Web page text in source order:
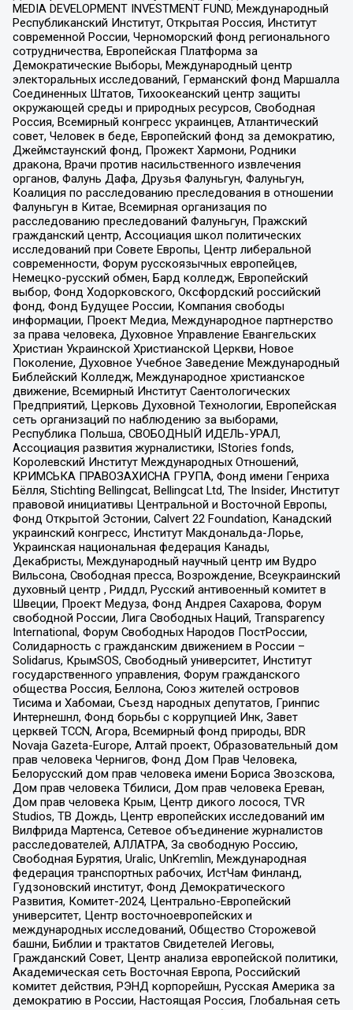
MEDIA DEVELOPMENT INVESTMENT FUND, Международный
Республиканский Институт, Открытая Россия, Институт
современной России, Черноморский фонд регионального
сотрудничества, Европейская Платформа за
Демократические Выборы, Международный центр
электоральных исследований, Германский фонд Маршалла
Соединенных Штатов, Тихоокеанский центр защиты
окружающей среды и природных ресурсов, Свободная
Россия, Всемирный конгресс украинцев, Атлантический
совет, Человек в беде, Европейский фонд за демократию,
Джеймстаунский фонд, Прожект Хармони, Родники
дракона, Врачи против насильственного извлечения
органов, Фалунь Дафа, Друзья Фалуньгун, Фалуньгун,
Коалиция по расследованию преследования в отношении
Фалуньгун в Китае, Всемирная организация по
расследованию преследований Фалуньгун, Пражский
гражданский центр, Ассоциация школ политических
исследований при Совете Европы, Центр либеральной
современности, Форум русскоязычных европейцев,
Немецко-русский обмен, Бард колледж, Европейский
выбор, Фонд Ходорковского, Оксфордский российский
фонд, Фонд Будущее России, Компания свободы
информации, Проект Медиа, Международное партнерство
за права человека, Духовное Управление Евангельских
Христиан Украинской Христианской Церкви, Новое
Поколение, Духовное Учебное Заведение Международный
Библейский Колледж, Международное христианское
движение, Всемирный Институт Саентологических
Предприятий, Церковь Духовной Технологии, Европейская
сеть организаций по наблюдению за выборами,
Республика Польша, СВОБОДНЫЙ ИДЕЛЬ-УРАЛ,
Ассоциация развития журналистики, IStories fonds,
Королевский Институт Международных Отношений,
КРИМСЬКА ПРАВОЗАХИСНА ГРУПА, Фонд имени Генриха
Бёлля, Stichting Bellingcat, Bellingcat Ltd, The Insider, Институт
правовой инициативы Центральной и Восточной Европы,
Фонд Открытой Эстонии, Calvert 22 Foundation, Канадский
украинский конгресс, Институт Макдональда-Лорье,
Украинская национальная федерация Канады,
Декабристы, Международный научный центр им Вудро
Вильсона, Свободная пресса, Возрождение, Всеукраинский
духовный центр , Риддл, Русский антивоенный комитет в
Швеции, Проект Медуза, Фонд Андрея Сахарова, Форум
свободной России, Лига Свободных Наций, Transparеncy
International, Форум Свободных Народов ПостРоссии,
Солидарность с гражданским движением в России –
Solidarus, КрымSOS, Свободный университет, Институт
государственного управления, Форум гражданского
общества Россия, Беллона, Союз жителей островов
Тисима и Хабомаи, Съезд народных депутатов, Гринпис
Интернешнл, Фонд борьбы с коррупцией Инк, Завет
церквей TCCN, Агора, Всемирный фонд природы, BDR
Novaja Gazeta-Europe, Алтай проект, Образовательный дом
прав человека Чернигов, Фонд Дом Прав Человека,
Белорусский дом прав человека имени Бориса Звозскова,
Дом прав человека Тбилиси, Дом прав человека Ереван,
Дом прав человека Крым, Центр дикого лосося, TVR
Studios, ТВ Дождь, Центр европейских исследований им
Вилфрида Мартенса, Сетевое объединение журналистов
расследователей, АЛЛАТРА, За свободную Россию,
Свободная Бурятия, Uralic, UnKremlin, Международная
федерация транспортных рабочих, ИстЧам Финланд,
Гудзоновский институт, Фонд Демократического
Развития, Комитет-2024, Центрально-Европейский
университет, Центр восточноевропейских и
международных исследований, Общество Сторожевой
башни, Библии и трактатов Свидетелей Иеговы,
Гражданский Совет, Центр анализа европейской политики,
Академическая сеть Восточная Европа, Российский
комитет действия, РЭНД корпорейшн, Русская Америка за
демократию в России, Настоящая Россия, Глобальная сеть